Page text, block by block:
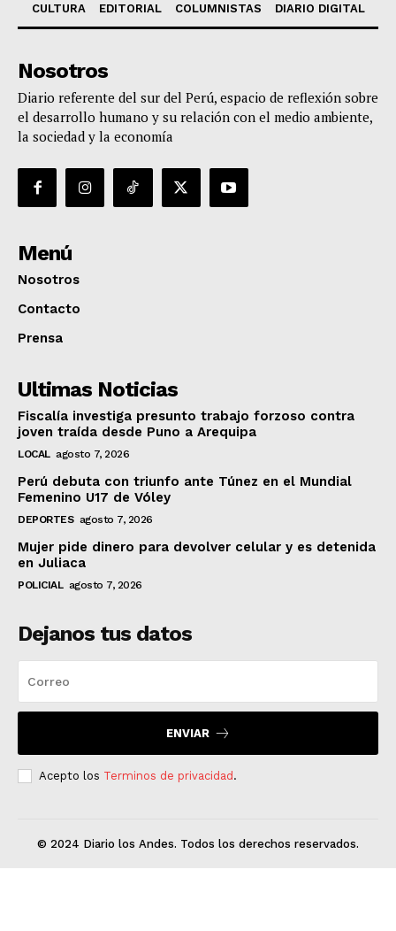
CULTURA
EDITORIAL COLUMNISTAS DIARIO DIGITAL
Nosotros
Diario referente del sur del Perú, espacio de reflexión sobre
el desarrollo humano y su relación con el medio ambiente,
la sociedad y la economía
Menú
Nosotros
Contacto
Prensa
Ultimas Noticias
Fiscalía investiga presunto trabajo forzoso contra
joven traída desde Puno a Arequipa
LOCAL agosto 7, 2026
Perú debuta con triunfo ante Túnez en el Mundial
Femenino U17 de Vóley
DEPORTES agosto 7, 2026
Mujer pide dinero para devolver celular y es detenida
en Juliaca
POLICIAL agosto 7, 2026
Dejanos tus datos
ENVIAR
Acepto los Terminos de privacidad.
© 2024 Diario los Andes. Todos los derechos reservados.